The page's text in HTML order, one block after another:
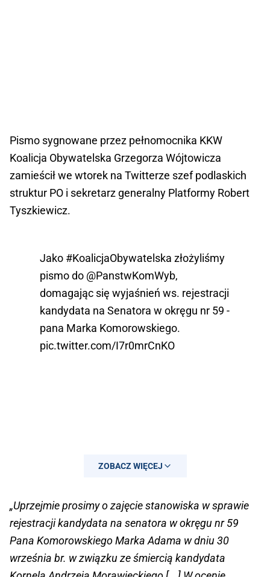
Pismo sygnowane przez pełnomocnika KKW
Koalicja Obywatelska Grzegorza Wójtowicza
zamieścił we wtorek na Twitterze szef podlaskich
struktur PO i sekretarz generalny Platformy Robert
Tyszkiewicz.
Jako #KoalicjaObywatelska złożyliśmy
pismo do @PanstwKomWyb,
domagając się wyjaśnień ws. rejestracji
kandydata na Senatora w okręgu nr 59 -
pana Marka Komorowskiego.
pic.twitter.com/I7r0mrCnKO
— Robert Tyszkiewicz (@RTyszkiewicz)
ZOBACZ WIĘCEJ
„Uprzejmie prosimy o zajęcie stanowiska w sprawie
rejestracji kandydata na senatora w okręgu nr 59
Pana Komorowskiego Marka Adama w dniu 30
września br. w związku ze śmiercią kandydata